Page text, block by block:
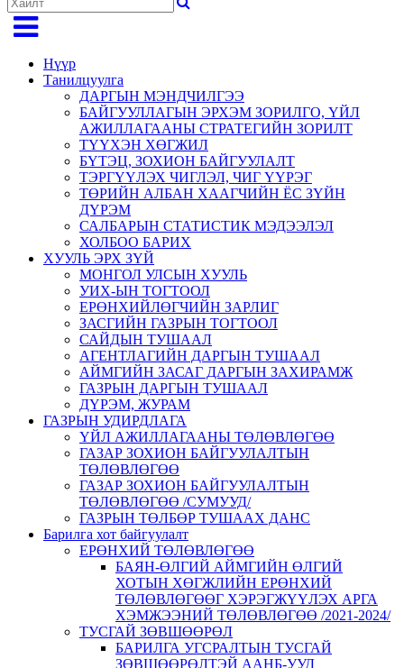
Нүүр
Танилцуулга
ДАРГЫН МЭНДЧИЛГЭЭ
БАЙГУУЛЛАГЫН ЭРХЭМ ЗОРИЛГО, ҮЙЛ
АЖИЛЛАГААНЫ СТРАТЕГИЙН ЗОРИЛТ
ТҮҮХЭН ХӨГЖИЛ
БҮТЭЦ, ЗОХИОН БАЙГУУЛАЛТ
ТЭРГҮҮЛЭХ ЧИГЛЭЛ, ЧИГ ҮҮРЭГ
ТӨРИЙН АЛБАН ХААГЧИЙН ЁС ЗҮЙН
ДҮРЭМ
САЛБАРЫН СТАТИСТИК МЭДЭЭЛЭЛ
ХОЛБОО БАРИХ
ХУУЛЬ ЭРХ ЗҮЙ
МОНГОЛ УЛСЫН ХУУЛЬ
УИХ-ЫН ТОГТООЛ
ЕРӨНХИЙЛӨГЧИЙН ЗАРЛИГ
ЗАСГИЙН ГАЗРЫН ТОГТООЛ
САЙДЫН ТУШААЛ
АГЕНТЛАГИЙН ДАРГЫН ТУШААЛ
АЙМГИЙН ЗАСАГ ДАРГЫН ЗАХИРАМЖ
ГАЗРЫН ДАРГЫН ТУШААЛ
ДҮРЭМ, ЖУРАМ
ГАЗРЫН УДИРДЛАГА
ҮЙЛ АЖИЛЛАГААНЫ ТӨЛӨВЛӨГӨӨ
ГАЗАР ЗОХИОН БАЙГУУЛАЛТЫН
ТӨЛӨВЛӨГӨӨ
ГАЗАР ЗОХИОН БАЙГУУЛАЛТЫН
ТӨЛӨВЛӨГӨӨ /СУМУУД/
ГАЗРЫН ТӨЛБӨР ТУШААХ ДАНС
Барилга хот байгуулалт
ЕРӨНХИЙ ТӨЛӨВЛӨГӨӨ
БАЯН-ӨЛГИЙ АЙМГИЙН ӨЛГИЙ
ХОТЫН ХӨГЖЛИЙН ЕРӨНХИЙ
ТӨЛӨВЛӨГӨӨГ ХЭРЭГЖҮҮЛЭХ АРГА
ХЭМЖЭЭНИЙ ТӨЛӨВЛӨГӨӨ /2021-2024/
ТУСГАЙ ЗӨВШӨӨРӨЛ
БАРИЛГА УГСРАЛТЫН ТУСГАЙ
ЗӨВШӨӨРӨЛТЭЙ ААНБ-УУД